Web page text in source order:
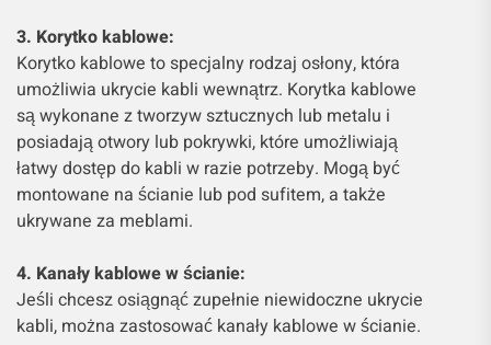
3. Korytko kablowe:
Korytko kablowe to specjalny rodzaj osłony, która
umożliwia ukrycie kabli wewnątrz. Korytka kablowe
są wykonane z tworzyw sztucznych lub metalu i
posiadają otwory lub pokrywki, które umożliwiają
łatwy dostęp do kabli w razie potrzeby. Mogą być
montowane na ścianie lub pod sufitem, a także
ukrywane za meblami.
4. Kanały kablowe w ścianie:
Jeśli chcesz osiągnąć zupełnie niewidoczne ukrycie
kabli, można zastosować kanały kablowe w ścianie.